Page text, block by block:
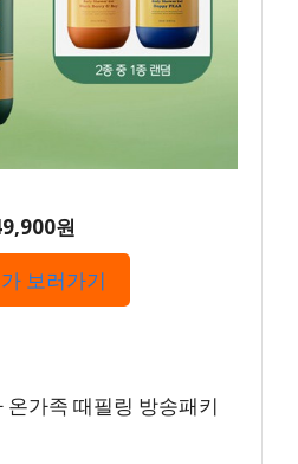
원
보러가기
가족 때필링 방송패키